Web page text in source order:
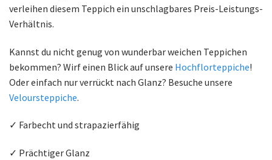
verleihen diesem Teppich ein unschlagbares Preis-Leistungs-
Verhältnis.
Kannst du nicht genug von wunderbar weichen Teppichen
bekommen? Wirf einen Blick auf unsere Hochflorteppiche!
Oder einfach nur verrückt nach Glanz? Besuche unsere
Veloursteppiche.
✓ Farbecht und strapazierfähig
✓ Prächtiger Glanz